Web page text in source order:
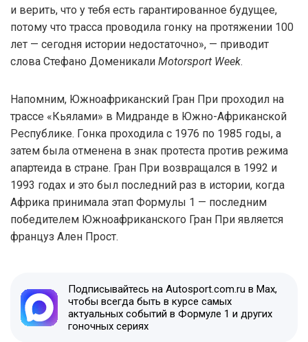
и верить, что у тебя есть гарантированное будущее,
потому что трасса проводила гонку на протяжении 100
лет — сегодня истории недостаточно», — приводит
слова Стефано Доменикали Motorsport Week.
Напомним, Южноафриканский Гран При проходил на
трассе «Кьялами» в Мидранде в Южно-Африканской
Республике. Гонка проходила с 1976 по 1985 годы, а
затем была отменена в знак протеста против режима
апартеида в стране. Гран При возвращался в 1992 и
1993 годах и это был последний раз в истории, когда
Африка принимала этап Формулы 1 — последним
победителем Южноафриканского Гран При является
француз Ален Прост.
Подписывайтесь на Autosport.com.ru в Max,
чтобы всегда быть в курсе самых
актуальных событий в Формуле 1 и других
гоночных сериях